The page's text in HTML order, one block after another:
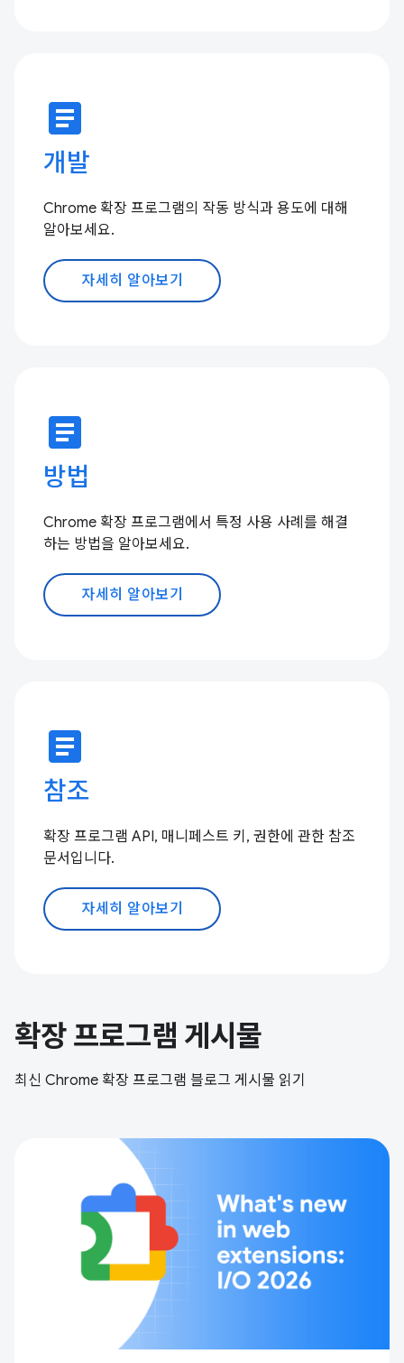
article
개발
Chrome 확장 프로그램의 작동 방식과 용도에 대해
알아보세요.
자세히 알아보기
article
방법
Chrome 확장 프로그램에서 특정 사용 사례를 해결
하는 방법을 알아보세요.
자세히 알아보기
article
참조
확장 프로그램 API, 매니페스트 키, 권한에 관한 참조
문서입니다.
자세히 알아보기
확장 프로그램 게시물
최신 Chrome 확장 프로그램 블로그 게시물 읽기